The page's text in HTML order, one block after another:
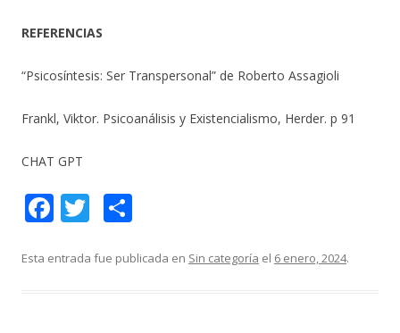
REFERENCIAS
“Psicosíntesis: Ser Transpersonal” de Roberto Assagioli
Frankl, Viktor. Psicoanálisis y Existencialismo, Herder. p 91
CHAT GPT
F
e
T
itt m
Esta entrada fue publicada en Sin categoría el 6 enero, 2024.